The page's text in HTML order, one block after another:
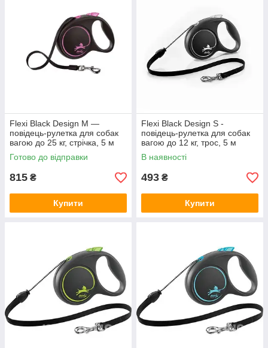
Flexi Black Design M —
повідець-рулетка для собак
вагою до 25 кг, стрічка, 5 м
рожевий
Готово до відправки
815 ₴
Купити
Flexi Black Design S -
повідець-рулетка для собак
вагою до 12 кг, трос, 5 м
сріблястий
В наявності
493 ₴
Купити